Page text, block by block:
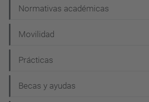
Normativas académicas
Movilidad
Prácticas
Becas y ayudas